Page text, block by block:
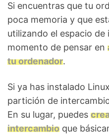
Si encuentras que tu
poca memoria y que
utilizando el espacio
momento de pensar en
tu ordenador.
Si ya has instalado
partición de
En su lugar, puedes
intercambio que